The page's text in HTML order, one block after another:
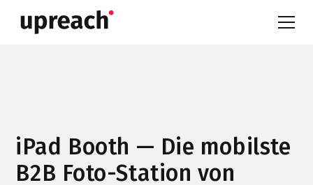
iPad Booth — Die mobilste
B2B Foto-Station von